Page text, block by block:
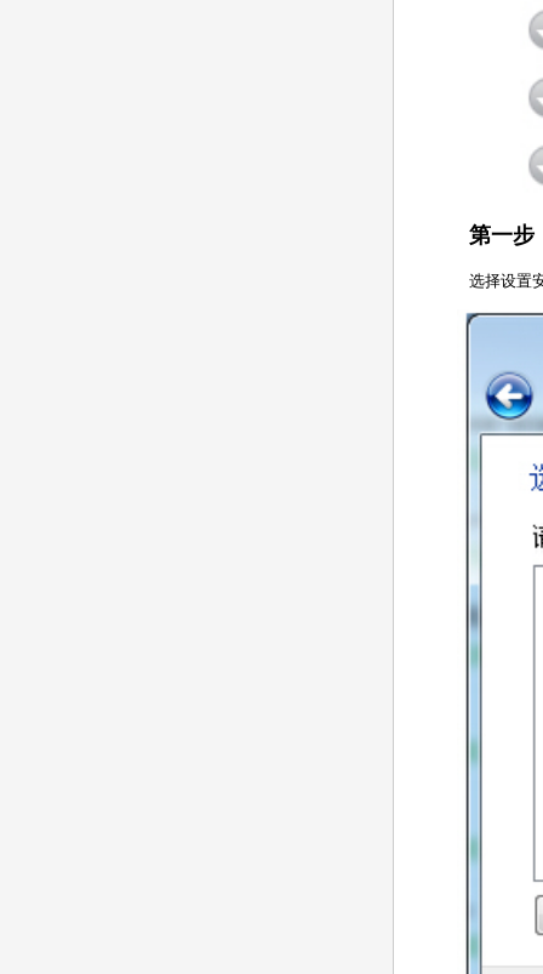
第一步
选择设置